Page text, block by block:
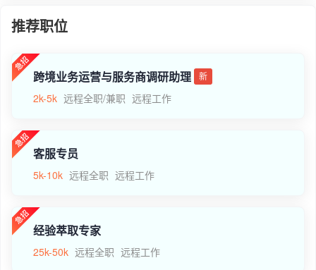
推荐职位
跨境业务运营与服务商调研助理 新
2k-5k 远程全职/兼职 远程工作
客服专员
5k-10k 远程全职 远程工作
经验萃取专家
25k-50k 远程全职 远程工作